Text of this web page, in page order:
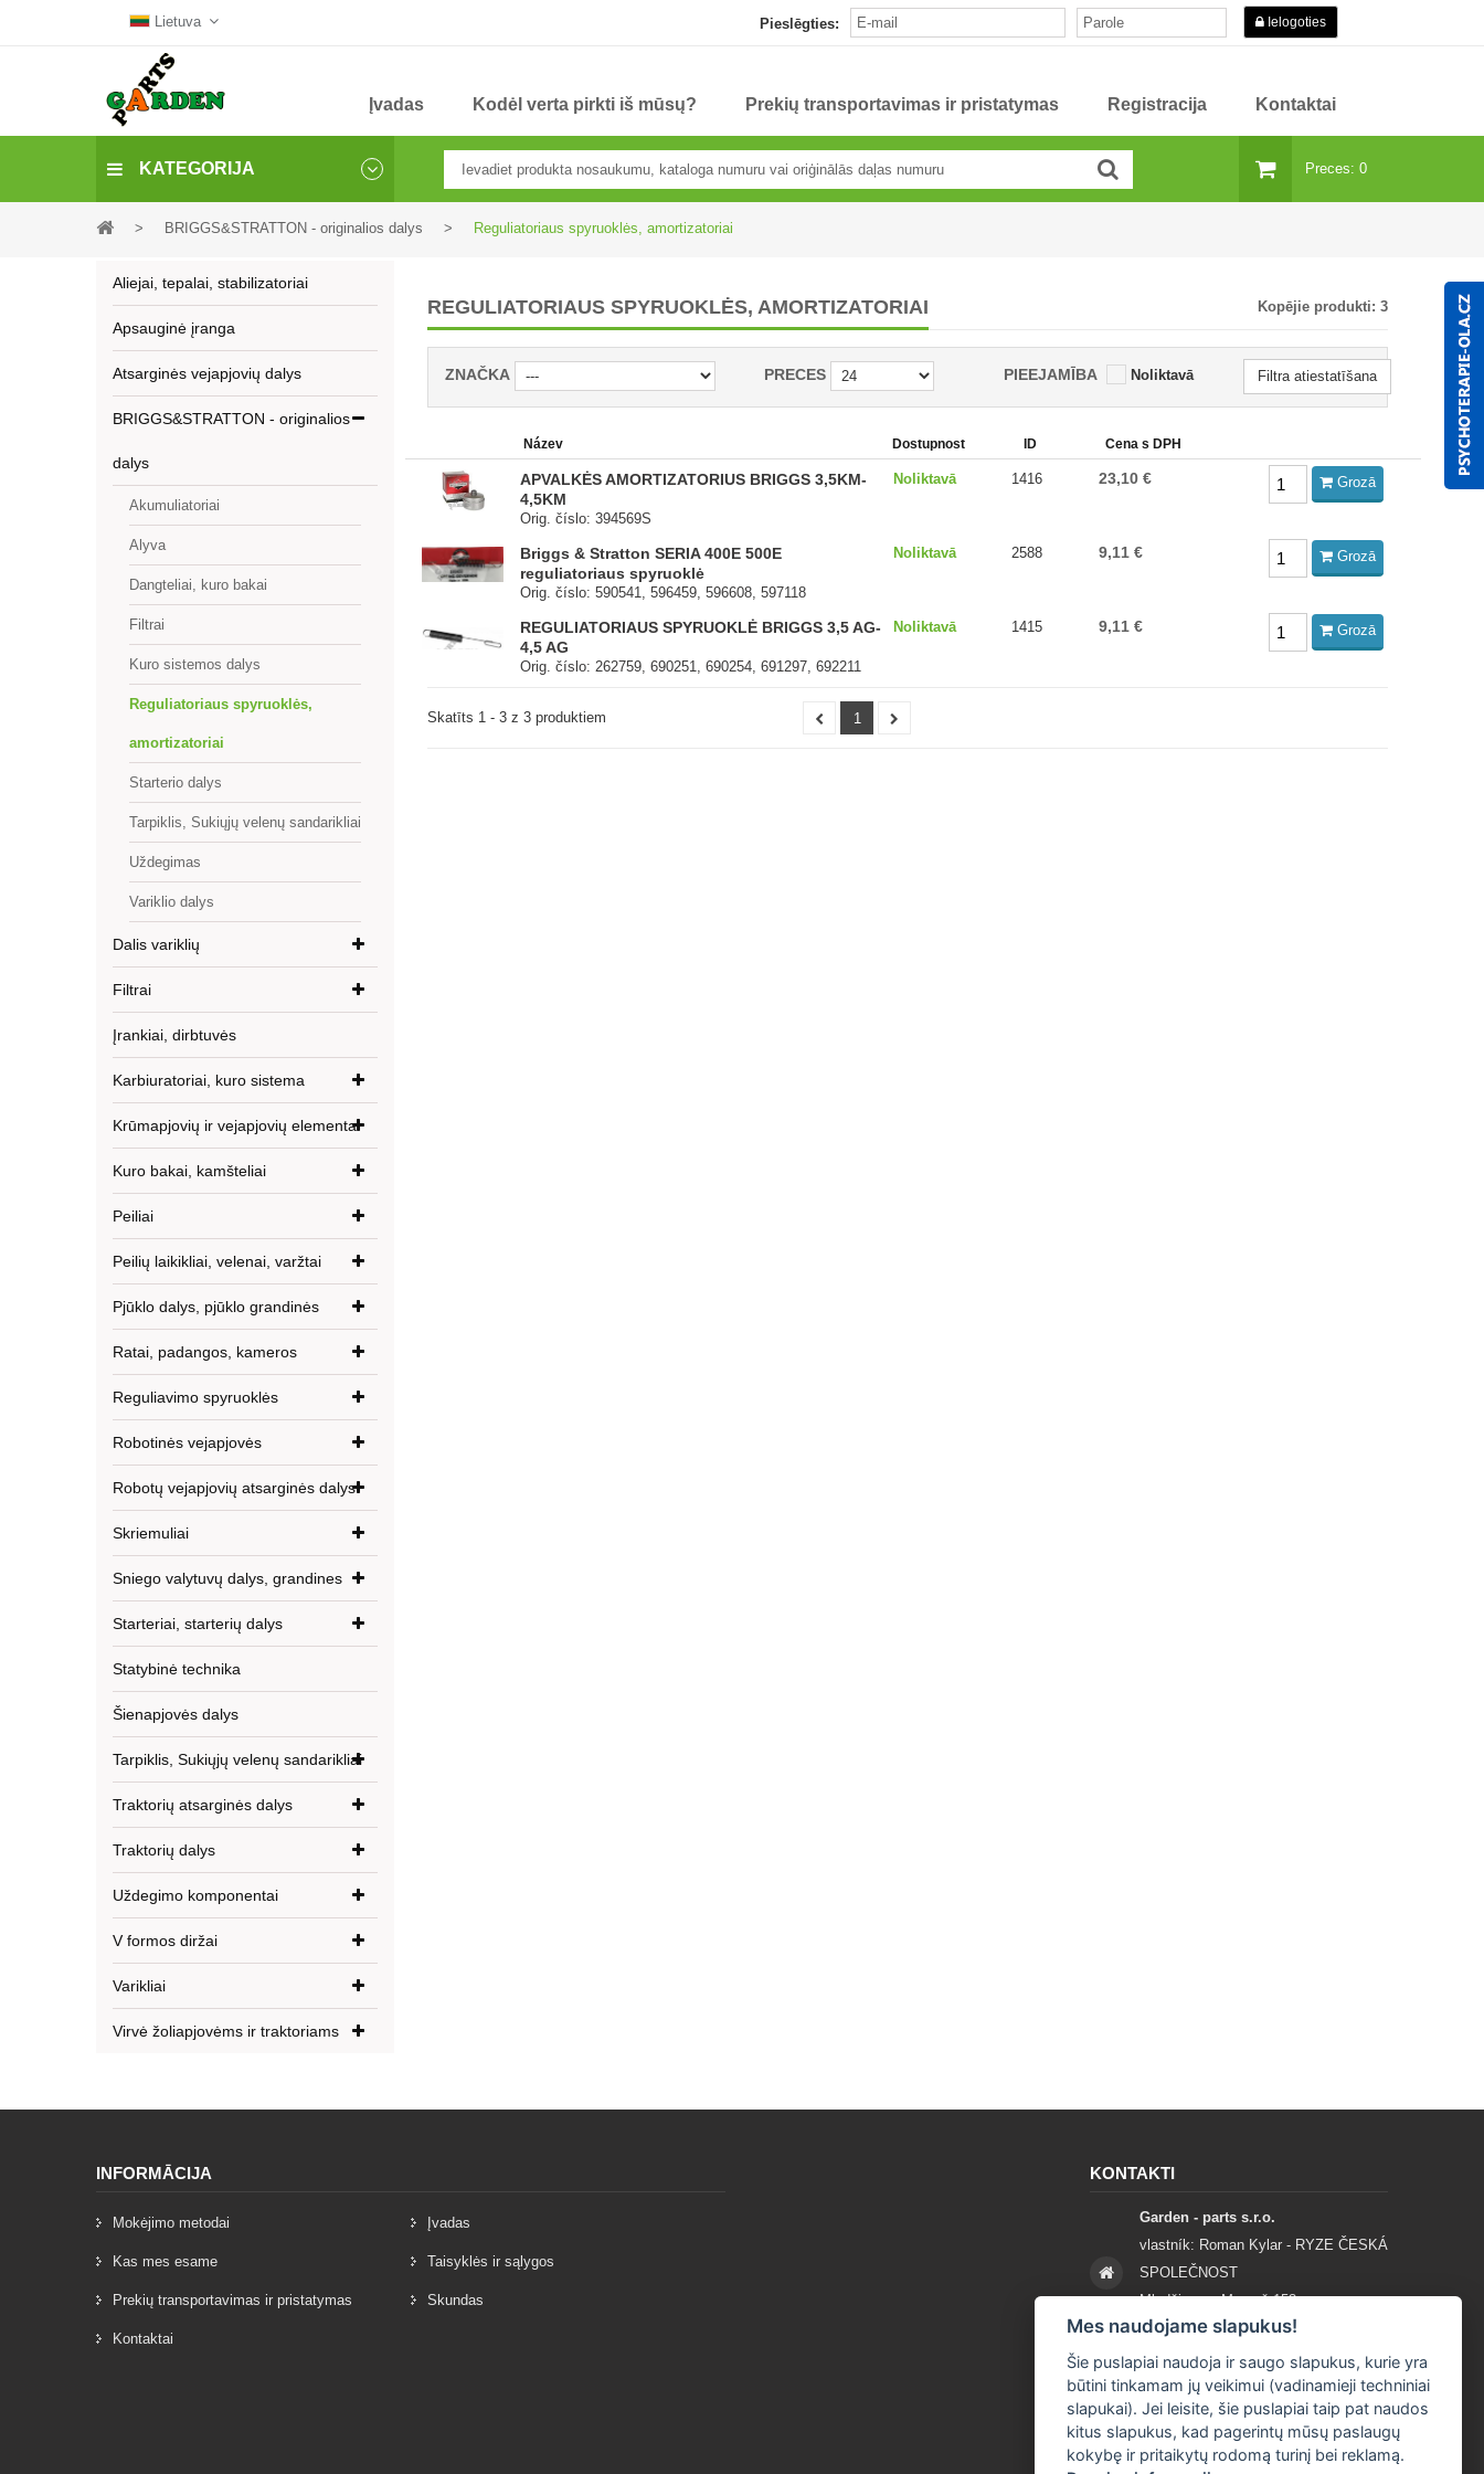
Lietuva Pieslēgties: Ielogoties
Įvadas Kodėl verta pirkti iš mūsų? Prekių transportavimas ir pristatymas Registracija Kontaktai
KATEGORIJA Preces: 0
> BRIGGS&STRATTON - originalios dalys > Reguliatoriaus spyruoklės, amortizatoriai
Aliejai, tepalai, stabilizatoriai
Apsauginė įranga
Atsarginės vejapjovių dalys
BRIGGS&STRATTON - originalios
dalys
Akumuliatoriai
Alyva
Dangteliai, kuro bakai
Filtrai
Kuro sistemos dalys
Reguliatoriaus spyruoklės,
amortizatoriai
Starterio dalys
Tarpiklis, Sukiųjų velenų sandarikliai
Uždegimas
Variklio dalys
Dalis variklių
Filtrai
Įrankiai, dirbtuvės
Karbiuratoriai, kuro sistema
Krūmapjovių ir vejapjovių elementai
Kuro bakai, kamšteliai
Peiliai
Peilių laikikliai, velenai, varžtai
Pjūklo dalys, pjūklo grandinės
Ratai, padangos, kameros
Reguliavimo spyruoklės
Robotinės vejapjovės
Robotų vejapjovių atsarginės dalys
Skriemuliai
Sniego valytuvų dalys, grandines
Starteriai, starterių dalys
Statybinė technika
Šienapjovės dalys
Tarpiklis, Sukiųjų velenų sandarikliai
Traktorių atsarginės dalys
Traktorių dalys
Uždegimo komponentai
V formos diržai
Varikliai
Virvė žoliapjovėms ir traktoriams
REGULIATORIAUS SPYRUOKLĖS, AMORTIZATORIAI Kopējie produkti: 3
ZNAČKA PRECES PIEEJAMĪBA Noliktavā Filtra atiestatīšana
Název Dostupnost ID Cena s DPH
APVALKĖS AMORTIZATORIUS BRIGGS 3,5KM-
4,5KM
Orig. číslo: 394569S
Noliktavā 1416 23,10 € Grozā
Briggs & Stratton SERIA 400E 500E
reguliatoriaus spyruoklė
Orig. číslo: 590541, 596459, 596608, 597118
Noliktavā 2588 9,11 € Grozā
REGULIATORIAUS SPYRUOKLĖ BRIGGS 3,5 AG-
4,5 AG
Orig. číslo: 262759, 690251, 690254, 691297, 692211
Noliktavā 1415 9,11 € Grozā
1
Skatīts 1 - 3 z 3 produktiem
INFORMĀCIJA
Mokėjimo metodai Įvadas
Kas mes esame Taisyklės ir sąlygos
Prekių transportavimas ir pristatymas Skundas
Kontaktai
KONTAKTI
Garden - parts s.r.o.
vlastník: Roman Kylar - RYZE ČESKÁ
SPOLEČNOST
Mladějov na Moravě 153
56935 Mladějov na Moravě
+420 777 96 96 03
info@garden-parts.cz
Mes naudojame slapukus!
Šie puslapiai naudoja ir saugo slapukus, kurie yra
būtini tinkamam jų veikimui (vadinamieji techniniai
slapukai). Jei leisite, šie puslapiai taip pat naudos
kitus slapukus, kad pagerintų mūsų paslaugų
kokybę ir pritaikytų rodomą turinį bei reklamą.